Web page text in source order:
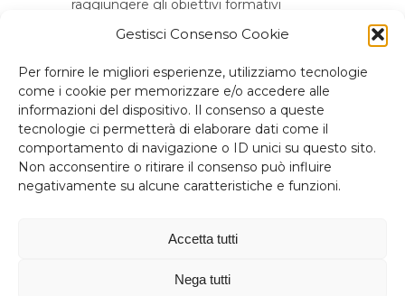
Gestisci Consenso Cookie
Per fornire le migliori esperienze, utilizziamo tecnologie
come i cookie per memorizzare e/o accedere alle
informazioni del dispositivo. Il consenso a queste
tecnologie ci permetterà di elaborare dati come il
comportamento di navigazione o ID unici su questo sito.
Non acconsentire o ritirare il consenso può influire
negativamente su alcune caratteristiche e funzioni.
Accetta tutti
Nega tutti
raggiungere gli obiettivi formativi
(insegnamenti, modalità di verifica, ecc.);
degli obiettivi formativi (Riesame ciclico).